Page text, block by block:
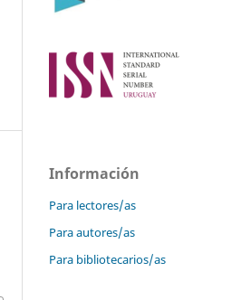
Información
Para lectores/as
Para autores/as
Para bibliotecarios/as